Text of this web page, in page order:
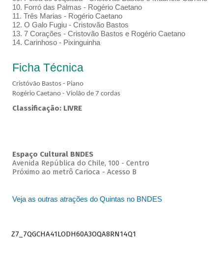
10. Forró das Palmas - Rogério Caetano
11. Três Marias - Rogério Caetano
12. O Galo Fugiu - Cristovão Bastos
13. 7 Corações - Cristovão Bastos e Rogério Caetano
14. Carinhoso - Pixinguinha
Ficha Técnica
Cristóvão Bastos - Piano
Rogério Caetano - Violão de 7 cordas
Classificação: LIVRE
Espaço Cultural BNDES
Avenida República do Chile, 100 - Centro
Próximo ao metrô Carioca - Acesso B
Veja as outras atrações do Quintas no BNDES
Z7_7QGCHA41LODH60A3OQA8RN14Q1